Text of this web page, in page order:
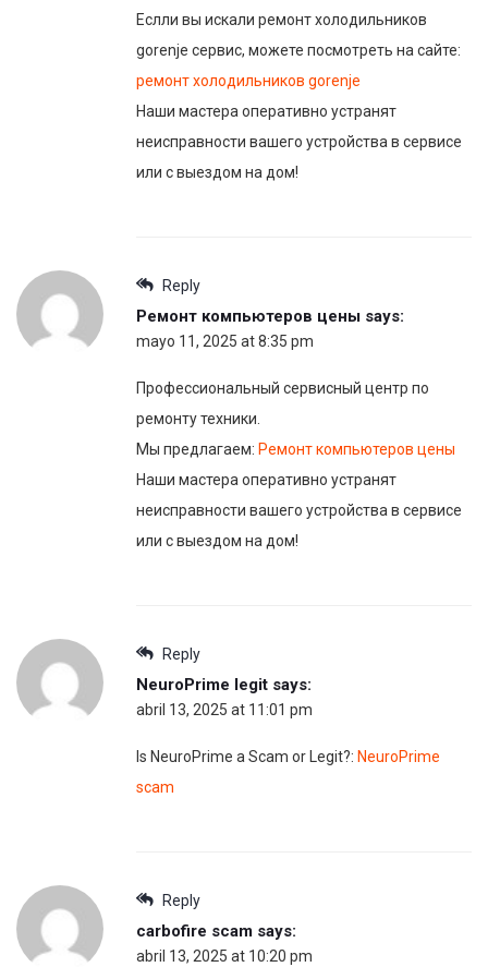
Еслли вы искали ремонт холодильников
gorenje сервис, можете посмотреть на сайте:
ремонт холодильников gorenje
Наши мастера оперативно устранят
неисправности вашего устройства в сервисе
или с выездом на дом!
Reply
Ремонт компьютеров цены says:
mayo 11, 2025 at 8:35 pm
Профессиональный сервисный центр по
ремонту техники.
Мы предлагаем: Ремонт компьютеров цены
Наши мастера оперативно устранят
неисправности вашего устройства в сервисе
или с выездом на дом!
Reply
NeuroPrime legit says:
abril 13, 2025 at 11:01 pm
Is NeuroPrime a Scam or Legit?: NeuroPrime
scam
Reply
carbofire scam says:
abril 13, 2025 at 10:20 pm